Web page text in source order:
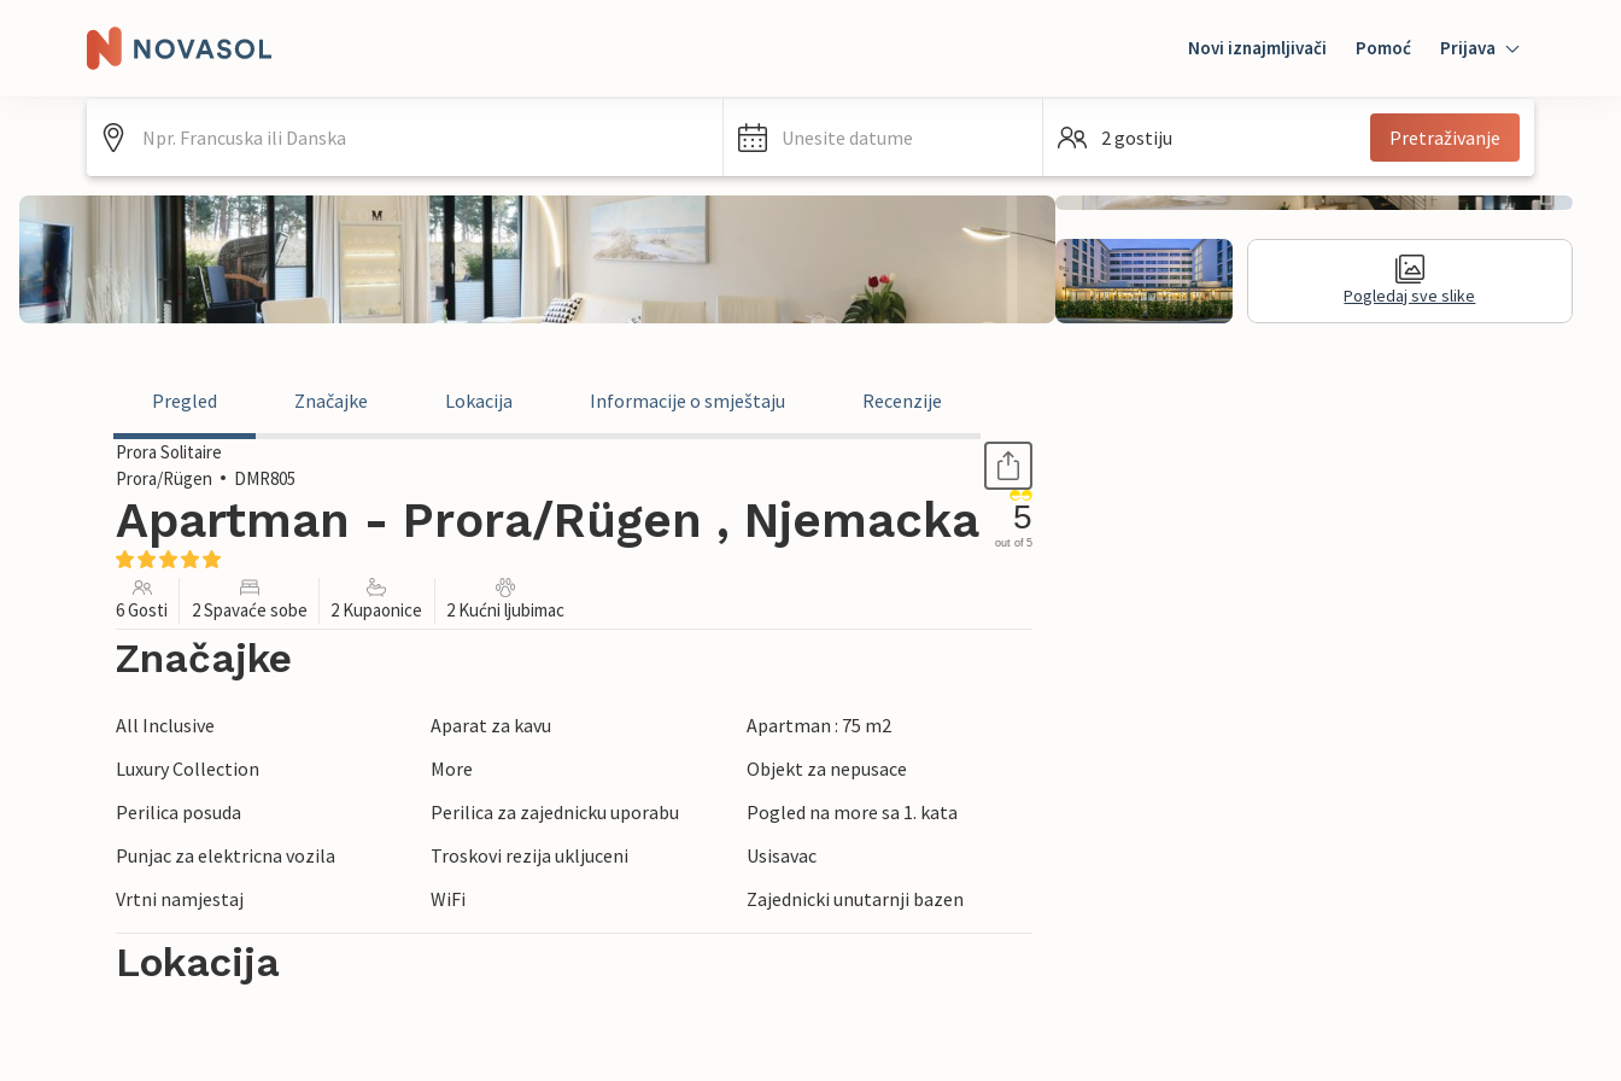
Novi iznajmljivači Pomoć Prijava
Mybooking
Unesite datume 2 gostiju Pretraživanje
Pogledaj sve slike
Pregled Značajke Lokacija Informacije o smještaju Recenzije
Prora Solitaire
Prora/Rügen
DMR805
Apartman - Prora/Rügen , Njemacka 5
out of 5
6 Gosti 2 Spavaće sobe 2 Kupaonice 2 Kućni ljubimac
Značajke
All Inclusive Aparat za kavu
Apartman : 75 m2
Luxury Collection
More
Objekt za nepusace
Perilica posuda
Perilica za zajednicku uporabu
Pogled na more sa 1. kata
Punjac za elektricna vozila
Troskovi rezija ukljuceni
Usisavac
Vrtni namjestaj
WiFi Zajednicki unutarnji bazen
Lokacija